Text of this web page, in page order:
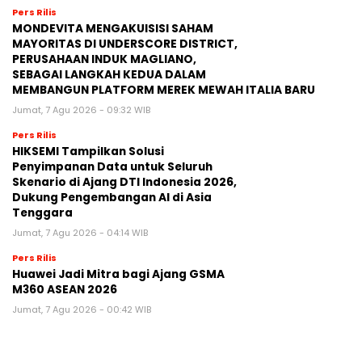
Pers Rilis
MONDEVITA MENGAKUISISI SAHAM
MAYORITAS DI UNDERSCORE DISTRICT,
PERUSAHAAN INDUK MAGLIANO,
SEBAGAI LANGKAH KEDUA DALAM
MEMBANGUN PLATFORM MEREK MEWAH ITALIA BARU
Jumat, 7 Agu 2026 - 09:32 WIB
Pers Rilis
HIKSEMI Tampilkan Solusi
Penyimpanan Data untuk Seluruh
Skenario di Ajang DTI Indonesia 2026,
Dukung Pengembangan AI di Asia
Tenggara
Jumat, 7 Agu 2026 - 04:14 WIB
Pers Rilis
Huawei Jadi Mitra bagi Ajang GSMA
M360 ASEAN 2026
Jumat, 7 Agu 2026 - 00:42 WIB